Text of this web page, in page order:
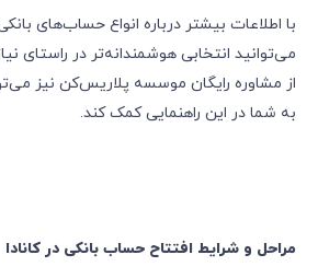
با اطلاعات بیشتر درباره انواع حساب‌های
می‌توانید انتخابی هوشمندانه‌تر در راستای
از مشاوره رایگان موسسه پلاریس‌کن نیز
به شما در این راهنمایی کمک کند.
مراحل و شرایط افتتاح حساب بانکی در کانادا